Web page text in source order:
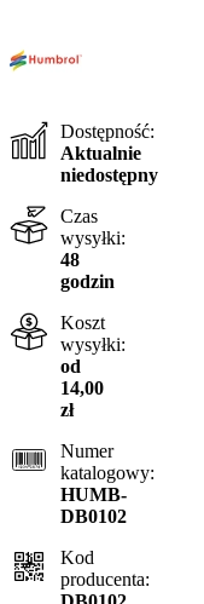
Dostępność:
Aktualnie
niedostępny
Czas
wysyłki:
48
godzin
Koszt
wysyłki:
od
14,00
zł
Numer
katalogowy:
HUMB-
DB0102
Kod
producenta: